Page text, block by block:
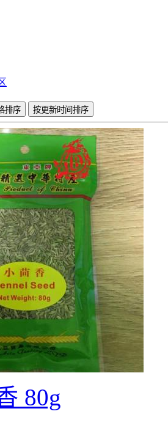
排序 按更新时间排序
80g